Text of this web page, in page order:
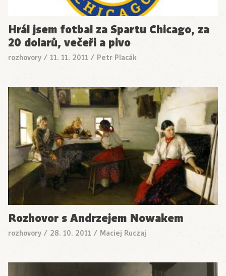
Hrál jsem fotbal za Spartu Chicago, za
20 dolarů, večeři a pivo
rozhovory / 11. 11. 2011 / Petr Placák
Rozhovor s Andrzejem Nowakem
rozhovory / 28. 10. 2011 / Maciej Ruczaj